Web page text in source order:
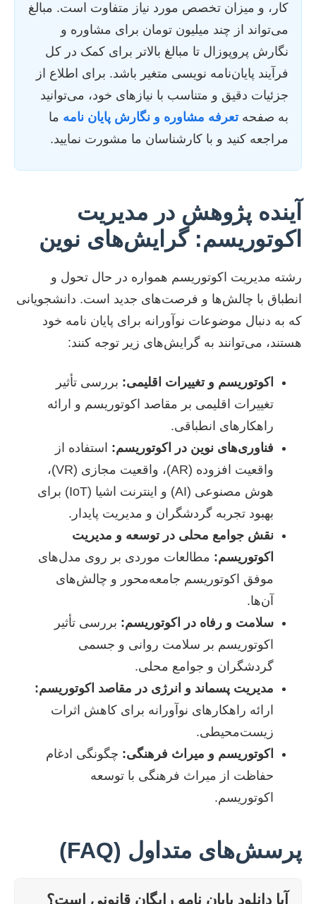
کار، و میزان تخصص مورد نیاز متفاوت است. مبالغ
می‌تواند از چند میلیون تومان برای مشاوره و
نگارش پروپوزال تا مبالغ بالاتر برای کمک در کل
فرآیند پایان‌نامه نویسی متغیر باشد. برای اطلاع از
جزئیات دقیق و متناسب با نیازهای خود، می‌توانید
به صفحهتعرفه مشاوره و نگارش پایان نامه ما
مراجعه کنید و با کارشناسان ما مشورت نمایید.
آینده پژوهش در مدیریت
اکوتوریسم: گرایش‌های نوین
رشته مدیریت اکوتوریسم همواره در حال تحول و
انطباق با چالش‌ها و فرصت‌های جدید است. دانشجویانی
که به دنبال موضوعات نوآورانه برای پایان نامه خود
هستند، می‌توانند به گرایش‌های زیر توجه کنند:
اکوتوریسم و تغییرات اقلیمی: بررسی تأثیر
تغییرات اقلیمی بر مقاصد اکوتوریسم و ارائه
راهکارهای انطباقی.
فناوری‌های نوین در اکوتوریسم: استفاده از
واقعیت افزوده (AR)، واقعیت مجازی (VR)،
هوش مصنوعی (AI) و اینترنت اشیا (IoT) برای
بهبود تجربه گردشگران و مدیریت پایدار.
نقش جوامع محلی در توسعه و مدیریت
اکوتوریسم: مطالعات موردی بر روی مدل‌های
موفق اکوتوریسم جامعه‌محور و چالش‌های
آن‌ها.
سلامت و رفاه در اکوتوریسم: بررسی تأثیر
اکوتوریسم بر سلامت روانی و جسمی
گردشگران و جوامع محلی.
مدیریت پسماند و انرژی در مقاصد اکوتوریسم:
ارائه راهکارهای نوآورانه برای کاهش اثرات
زیست‌محیطی.
اکوتوریسم و میراث فرهنگی: چگونگی ادغام
حفاظت از میراث فرهنگی با توسعه
اکوتوریسم.
پرسش‌های متداول (FAQ)
آیا دانلود پایان نامه رایگان قانونی است؟